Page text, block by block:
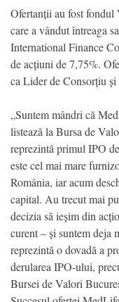
Ofertanții au fost
care a vândut întreaga
International Finance
de acțiuni de 7,75%.
ca Lider de Consorțiu
„Suntem mândri că
listează la Bursa de
reprezintă primul IPO
este cel mai mare
România, iar acum
capital. Au trecut mai
decizia să ieșim din
curent – și suntem deja
reprezintă o dovadă a
derularea IPO-ului,
Bursei de Valori